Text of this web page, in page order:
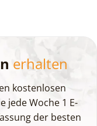
erhalten
kostenlosen
jede Woche 1 E-
der besten